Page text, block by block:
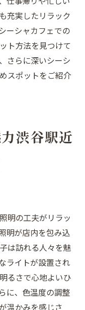
充実したリラック
ーシャカフェでの
ト方法を見つけて
さらに深いシーシ
スポットをご紹介
渋谷駅近
明の工夫がリラッ
明が店内を包み込
は訪れる人々を魅
ライトが設置され
るさで心地よいひ
に、色温度の調整
温かみを感じさ